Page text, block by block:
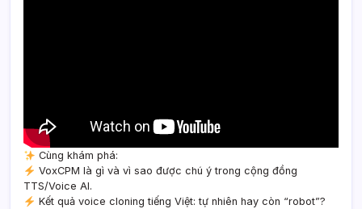
Cùng khám phá:
VoxCPM là gì và vì sao được chú ý trong cộng đồng
TTS/Voice AI.
Kết quả voice cloning tiếng Việt: tự nhiên hay còn “robot”?